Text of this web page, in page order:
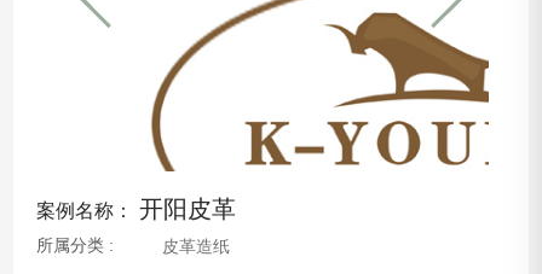
案例名称： 开阳皮革
所属分类 : 皮革造纸